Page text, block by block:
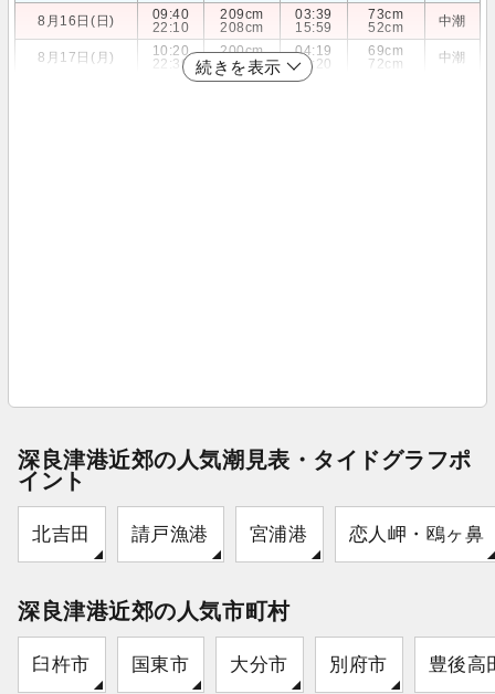
8月16日(日)
09:40
22:10
209cm
208cm
03:39
15:59
73cm
52cm
中潮
8月17日(月)
10:20
22:39
200cm
201cm
04:19
16:20
69cm
72cm
中潮
続きを表示
深良津港近郊の人気潮見表・タイドグラフポ
イント
北吉田 請戸漁港 宮浦港 恋人岬・鴎ヶ鼻
深良津港近郊の人気市町村
臼杵市 国東市 大分市 別府市 豊後高